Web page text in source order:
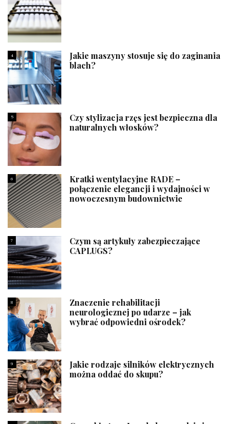
4
Jakie maszyny stosuje się do zaginania
blach?
5
Czy stylizacja rzęs jest bezpieczna dla
naturalnych włosków?
6
Kratki wentylacyjne RADE –
połączenie elegancji i wydajności w
nowoczesnym budownictwie
7
Czym są artykuły zabezpieczające
CAPLUGS?
8
Znaczenie rehabilitacji
neurologicznej po udarze – jak
wybrać odpowiedni ośrodek?
9
Jakie rodzaje silników elektrycznych
można oddać do skupu?